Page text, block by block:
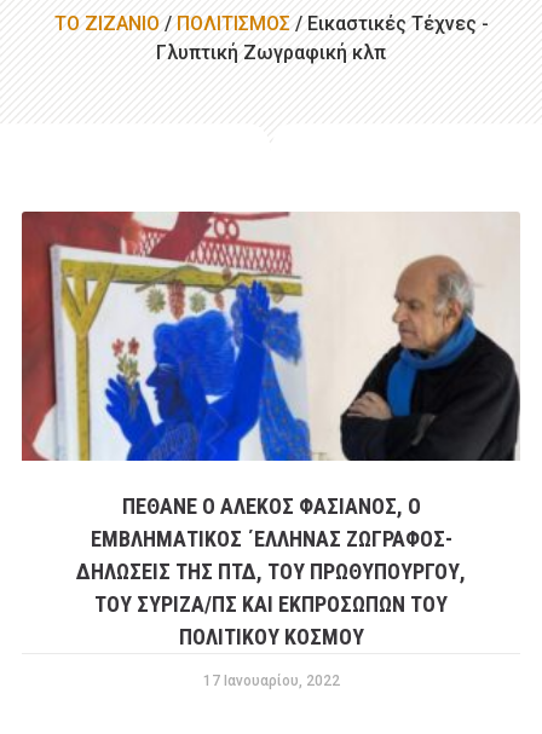
ΤΟ ΖΙΖΑΝΙΟ / ΠΟΛΙΤΙΣΜΟΣ / Εικαστικές Τέχνες -
Γλυπτική Ζωγραφική κλπ
ΠΈΘΑΝΕ Ο ΑΛΈΚΟΣ ΦΑΣΙΑΝΌΣ, Ο
ΕΜΒΛΗΜΑΤΙΚΌΣ ΄ΕΛΛΗΝΑΣ ΖΩΓΡΆΦΟΣ-
ΔΗΛΏΣΕΙΣ ΤΗΣ ΠΤΔ, ΤΟΥ ΠΡΩΘΥΠΟΥΡΓΟΎ,
ΤΟΥ ΣΥΡΙΖΑ/ΠΣ ΚΑΙ ΕΚΠΡΟΣΏΠΩΝ ΤΟΥ
ΠΟΛΙΤΙΚΟΎ ΚΌΣΜΟΥ
17 Ιανουαρίου, 2022